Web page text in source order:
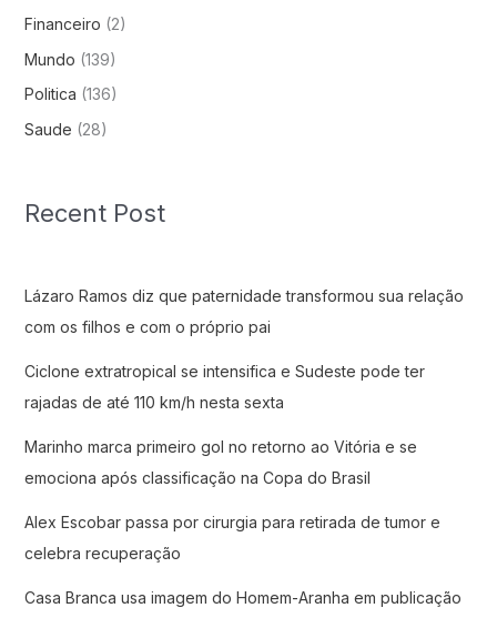
Financeiro (2)
Mundo (139)
Politica (136)
Saude (28)
Recent Post
Lázaro Ramos diz que paternidade transformou sua relação
com os filhos e com o próprio pai
Ciclone extratropical se intensifica e Sudeste pode ter
rajadas de até 110 km/h nesta sexta
Marinho marca primeiro gol no retorno ao Vitória e se
emociona após classificação na Copa do Brasil
Alex Escobar passa por cirurgia para retirada de tumor e
celebra recuperação
Casa Branca usa imagem do Homem-Aranha em publicação